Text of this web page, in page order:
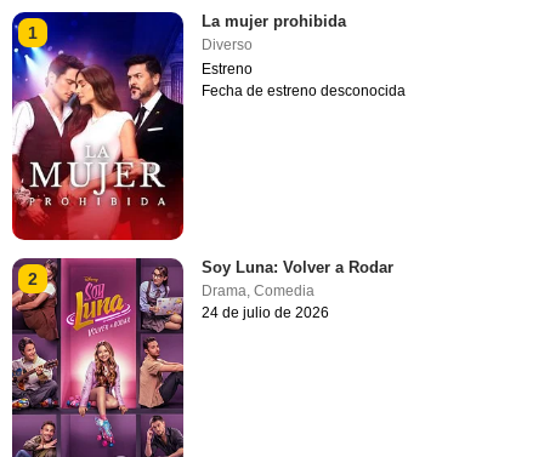
1
La mujer prohibida
Diverso
Estreno
Fecha de estreno desconocida
2
Soy Luna: Volver a Rodar
Drama,Comedia
24 de julio de 2026